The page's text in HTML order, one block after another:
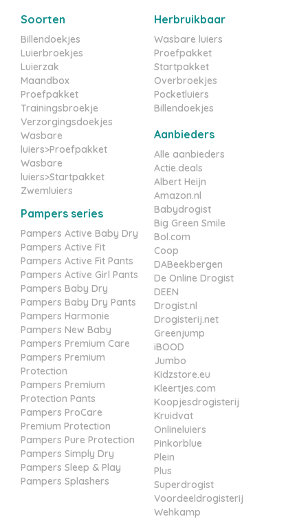
Soorten
Billendoekjes
Luierbroekjes
Luierzak
Maandbox
Proefpakket
Trainingsbroekje
Verzorgingsdoekjes
Wasbare
luiers>Proefpakket
Wasbare
luiers>Startpakket
Zwemluiers
Pampers series
Pampers Active Baby Dry
Pampers Active Fit
Pampers Active Fit Pants
Pampers Active Girl Pants
Pampers Baby Dry
Pampers Baby Dry Pants
Pampers Harmonie
Pampers New Baby
Pampers Premium Care
Pampers Premium
Protection
Pampers Premium
Protection Pants
Pampers ProCare
Premium Protection
Pampers Pure Protection
Pampers Simply Dry
Pampers Sleep & Play
Pampers Splashers
Herbruikbaar
Wasbare luiers
Proefpakket
Startpakket
Overbroekjes
Pocketluiers
Billendoekjes
Aanbieders
Alle aanbieders
Actie.deals
Albert Heijn
Amazon.nl
Babydrogist
Big Green Smile
Bol.com
Coop
DABeekbergen
De Online Drogist
DEEN
Drogist.nl
Drogisterij.net
Greenjump
iBOOD
Jumbo
Kidzstore.eu
Kleertjes.com
Koopjesdrogisterij
Kruidvat
Onlineluiers
Pinkorblue
Plein
Plus
Superdrogist
Voordeeldrogisterij
Wehkamp